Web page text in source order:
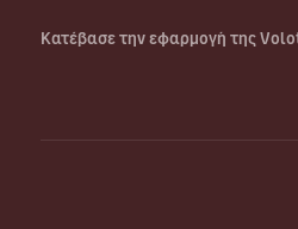
Κατέβασε την εφαρμογή της